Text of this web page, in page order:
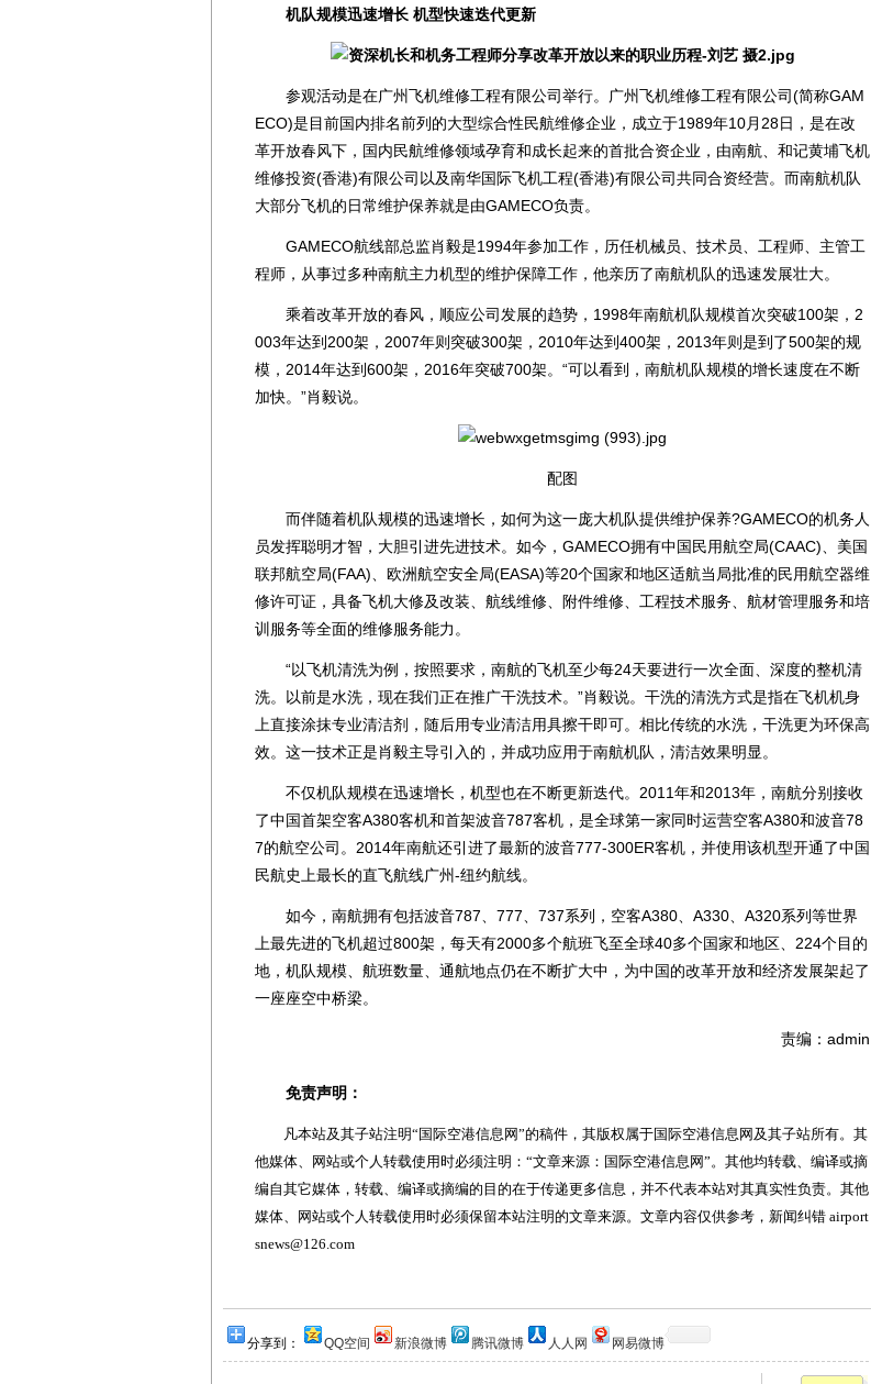
机队规模迅速增长 机型快速迭代更新
参观活动是在广州飞机维修工程有限公司举行。广州飞机维修工程有限公司(简称GAM
ECO)是目前国内排名前列的大型综合性民航维修企业，成立于1989年10月28日，是在改
革开放春风下，国内民航维修领域孕育和成长起来的首批合资企业，由南航、和记黄埔飞机
维修投资(香港)有限公司以及南华国际飞机工程(香港)有限公司共同合资经营。而南航机队
大部分飞机的日常维护保养就是由GAMECO负责。
GAMECO航线部总监肖毅是1994年参加工作，历任机械员、技术员、工程师、主管工
程师，从事过多种南航主力机型的维护保障工作，他亲历了南航机队的迅速发展壮大。
乘着改革开放的春风，顺应公司发展的趋势，1998年南航机队规模首次突破100架，2
003年达到200架，2007年则突破300架，2010年达到400架，2013年则是到了500架的规
模，2014年达到600架，2016年突破700架。“可以看到，南航机队规模的增长速度在不断
加快。”肖毅说。
配图
而伴随着机队规模的迅速增长，如何为这一庞大机队提供维护保养?GAMECO的机务人
员发挥聪明才智，大胆引进先进技术。如今，GAMECO拥有中国民用航空局(CAAC)、美国
联邦航空局(FAA)、欧洲航空安全局(EASA)等20个国家和地区适航当局批准的民用航空器维
修许可证，具备飞机大修及改装、航线维修、附件维修、工程技术服务、航材管理服务和培
训服务等全面的维修服务能力。
“以飞机清洗为例，按照要求，南航的飞机至少每24天要进行一次全面、深度的整机清
洗。以前是水洗，现在我们正在推广干洗技术。”肖毅说。干洗的清洗方式是指在飞机机身
上直接涂抹专业清洁剂，随后用专业清洁用具擦干即可。相比传统的水洗，干洗更为环保高
效。这一技术正是肖毅主导引入的，并成功应用于南航机队，清洁效果明显。
不仅机队规模在迅速增长，机型也在不断更新迭代。2011年和2013年，南航分别接收
了中国首架空客A380客机和首架波音787客机，是全球第一家同时运营空客A380和波音78
7的航空公司。2014年南航还引进了最新的波音777-300ER客机，并使用该机型开通了中国
民航史上最长的直飞航线广州-纽约航线。
如今，南航拥有包括波音787、777、737系列，空客A380、A330、A320系列等世界
上最先进的飞机超过800架，每天有2000多个航班飞至全球40多个国家和地区、224个目的
地，机队规模、航班数量、通航地点仍在不断扩大中，为中国的改革开放和经济发展架起了
一座座空中桥梁。
责编：admin
免责声明：
凡本站及其子站注明“国际空港信息网”的稿件，其版权属于国际空港信息网及其子站所有。其
他媒体、网站或个人转载使用时必须注明：“文章来源：国际空港信息网”。其他均转载、编译或摘
编自其它媒体，转载、编译或摘编的目的在于传递更多信息，并不代表本站对其真实性负责。其他
媒体、网站或个人转载使用时必须保留本站注明的文章来源。文章内容仅供参考，新闻纠错 airport
snews@126.com
分享到： QQ空间 新浪微博 腾讯微博 人人网 网易微博